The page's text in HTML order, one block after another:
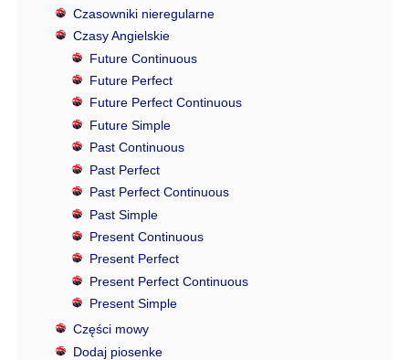
Czasowniki nieregularne
Czasy Angielskie
Future Continuous
Future Perfect
Future Perfect Continuous
Future Simple
Past Continuous
Past Perfect
Past Perfect Continuous
Past Simple
Present Continuous
Present Perfect
Present Perfect Continuous
Present Simple
Części mowy
Dodaj piosenke